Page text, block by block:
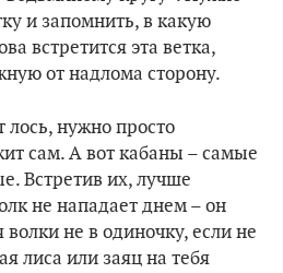
и запомнить, в какую
встретится эта ветка,
от надлома сторону.
лось, нужно просто
сам. А вот кабаны – самые
Встретив их, лучше
не нападает днем – он
не в одиночку, если не
лиса или заяц на тебя